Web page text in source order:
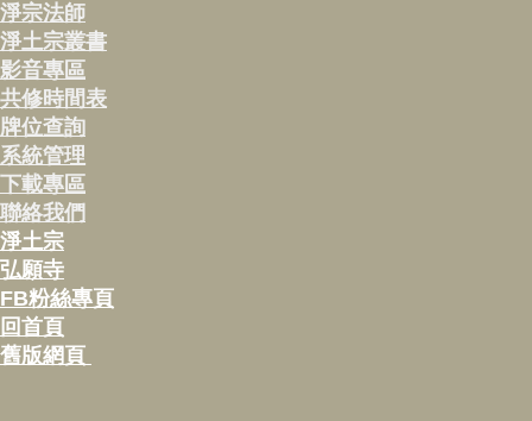
淨宗法師
淨土宗叢書
影音專區
共修時間表
牌位查詢
系統管理
下載專區
聯絡我們
淨土宗
弘願寺
FB粉絲專頁
回首頁
舊版網頁